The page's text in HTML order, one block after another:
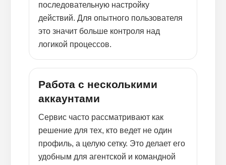
последовательную настройку
действий. Для опытного пользователя
это значит больше контроля над
логикой процессов.
Работа с несколькими
аккаунтами
Сервис часто рассматривают как
решение для тех, кто ведет не один
профиль, а целую сетку. Это делает его
удобным для агентской и командной